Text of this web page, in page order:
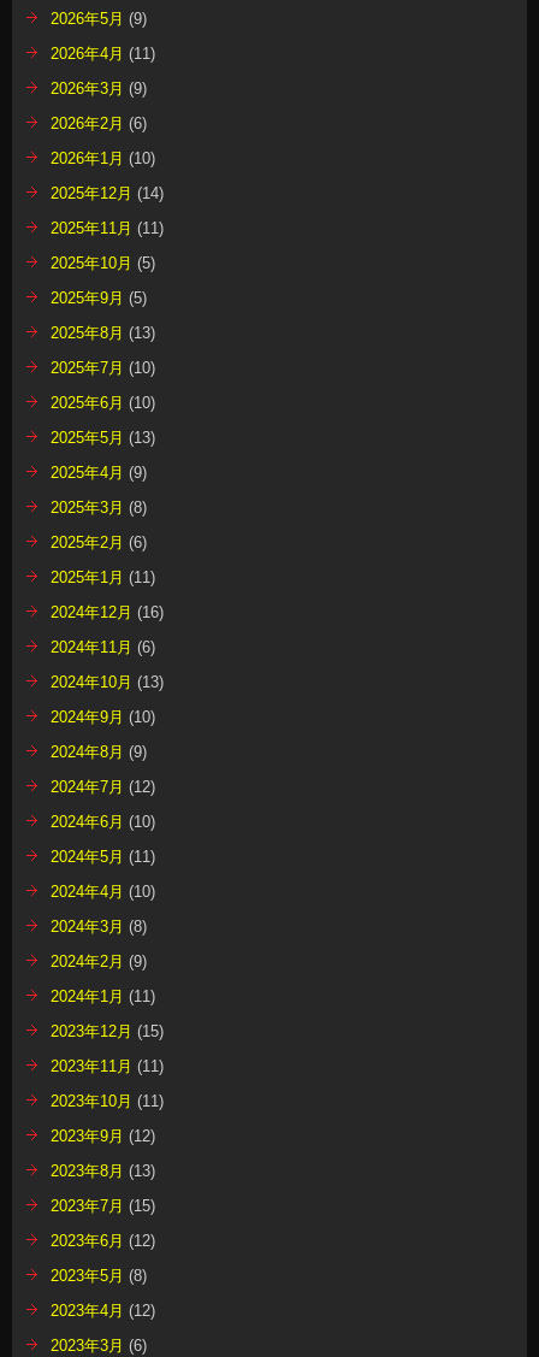
2026年5月 (9)
2026年4月 (11)
2026年3月 (9)
2026年2月 (6)
2026年1月 (10)
2025年12月 (14)
2025年11月 (11)
2025年10月 (5)
2025年9月 (5)
2025年8月 (13)
2025年7月 (10)
2025年6月 (10)
2025年5月 (13)
2025年4月 (9)
2025年3月 (8)
2025年2月 (6)
2025年1月 (11)
2024年12月 (16)
2024年11月 (6)
2024年10月 (13)
2024年9月 (10)
2024年8月 (9)
2024年7月 (12)
2024年6月 (10)
2024年5月 (11)
2024年4月 (10)
2024年3月 (8)
2024年2月 (9)
2024年1月 (11)
2023年12月 (15)
2023年11月 (11)
2023年10月 (11)
2023年9月 (12)
2023年8月 (13)
2023年7月 (15)
2023年6月 (12)
2023年5月 (8)
2023年4月 (12)
2023年3月 (6)